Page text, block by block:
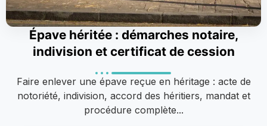
Épave héritée : démarches notaire,
indivision et certificat de cession
Faire enlever une épave reçue en héritage : acte de
notoriété, indivision, accord des héritiers, mandat et
procédure complète...